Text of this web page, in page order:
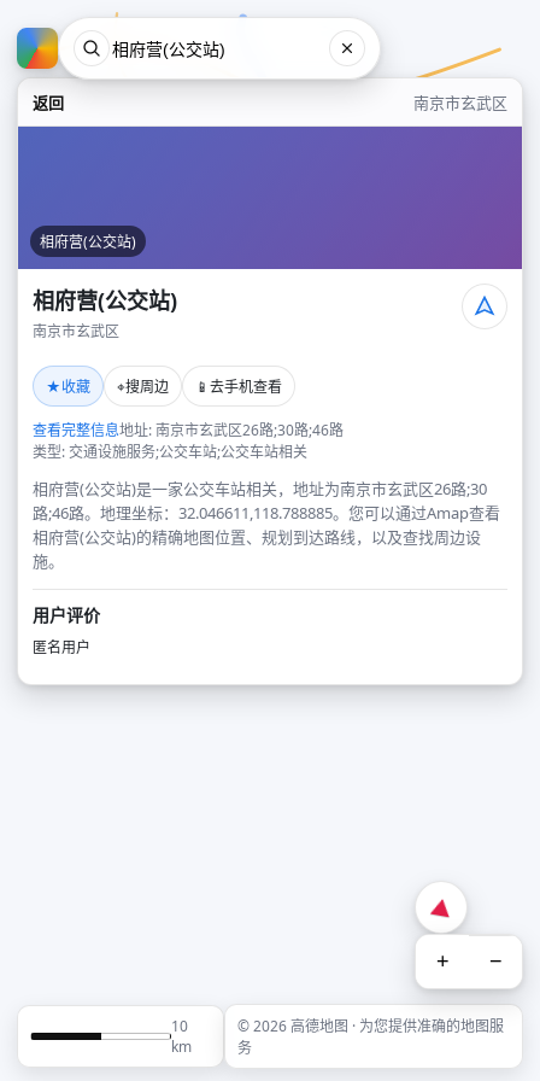
返回 南京市玄武区
相府营(公交站)
相府营(公交站)
南京市玄武区
★收藏 ⌖搜周边 📱 去手机查看
查看完整信息地址: 南京市玄武区26路;30路;46路
类型: 交通设施服务;公交车站;公交车站相关
相府营(公交站)是一家公交车站相关，地址为南京市玄武区26路;30
路;46路。地理坐标：32.046611,118.788885。您可以通过Amap查看
相府营(公交站)的精确地图位置、规划到达路线，以及查找周边设
施。
用户评价
匿名用户
+ −
10
km
© 2026 高德地图 · 为您提供准确的地图服
务